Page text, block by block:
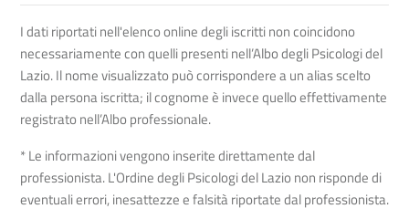
I dati riportati nell'elenco online degli iscritti non coincidono
necessariamente con quelli presenti nell’Albo degli Psicologi del
Lazio. Il nome visualizzato può corrispondere a un alias scelto
dalla persona iscritta; il cognome è invece quello effettivamente
registrato nell’Albo professionale.
* Le informazioni vengono inserite direttamente dal
professionista. L'Ordine degli Psicologi del Lazio non risponde di
eventuali errori, inesattezze e falsità riportate dal professionista.